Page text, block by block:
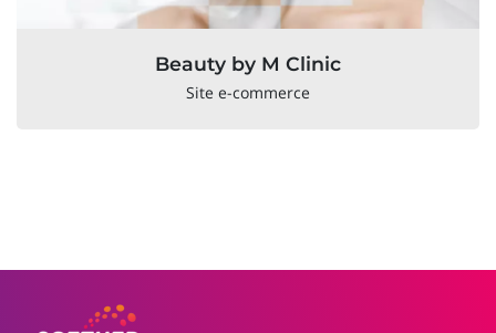
Beauty by M Clinic
Site e-commerce